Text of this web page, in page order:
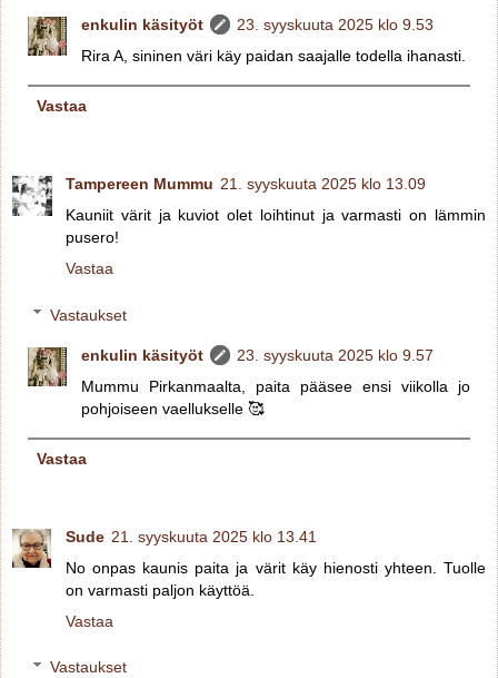
enkulin käsityöt
23. syyskuuta 2025 klo 9.53
Rira A, sininen väri käy paidan saajalle todella ihanasti.
Vastaa
Tampereen Mummu 21. syyskuuta 2025 klo 13.09
Kauniit värit ja kuviot olet loihtinut ja varmasti on lämmin
pusero!
Vastaa
Vastaukset
enkulin käsityöt
23. syyskuuta 2025 klo 9.57
Mummu Pirkanmaalta, paita pääsee ensi viikolla jo
pohjoiseen vaellukselle 🥰
Vastaa
Sude 21. syyskuuta 2025 klo 13.41
No onpas kaunis paita ja värit käy hienosti yhteen. Tuolle
on varmasti paljon käyttöä.
Vastaa
Vastaukset